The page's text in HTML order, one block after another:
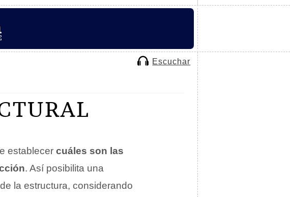
Escuchar
establecer cuáles son las
. Así posibilita una
la estructura, considerando